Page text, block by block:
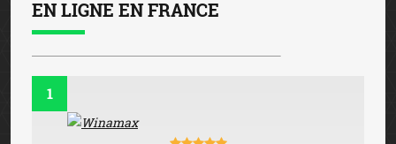
EN LIGNE EN FRANCE
1